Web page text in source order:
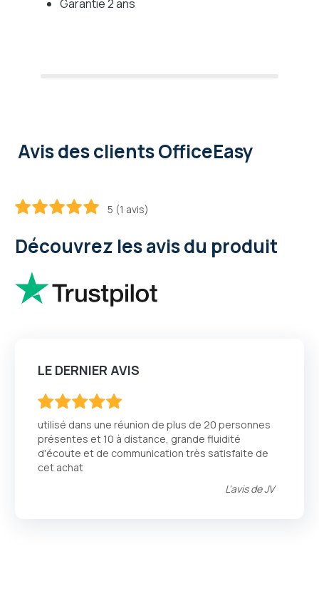
Garantie 2 ans
Avis des clients OfficeEasy
5 (1 avis)
Découvrez les avis du produit
LE DERNIER AVIS
utilisé dans une réunion de plus de 20 personnes
présentes et 10 à distance, grande fluidité
d'écoute et de communication très satisfaite de
cet achat
L'avis deJV